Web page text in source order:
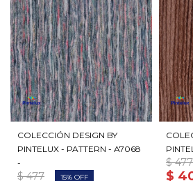
COLECCIÓN DESIGN BY
PINTELUX - PATTERN - A7068
-
$ 477 15 $
$ 477